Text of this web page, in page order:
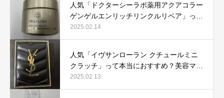
人気「ドクターシーラボ薬用アクアコラー
ゲンゲルエンリッチリンクルリペア」って
本当におすすめ？美容マニアが実際使用し
て口コミを検証
2025.02.14
人気「イヴサンローラン クチュールミニ
クラッチ」って本当におすすめ？美容マニ
アが実際使用して口コミを検証！
2025.02.13